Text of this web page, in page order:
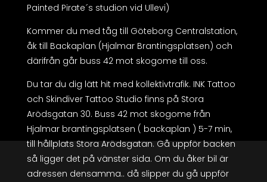
Painted Pirate´s studion vid Ullevi)
Kommer du med tåg till Göteborg Centralstation,
åk till Backaplan (Hjalmar Brantingsplatsen) och
därifrån går buss 42 mot skogome till oss.
Du tar du dig lätt hit med kollektivtrafik. INK Tattoo
och Skindiver Tattoo Studio finns på Stora
Arödsgatan 30. Buss 42 mot skogome från
Hjalmar brantingsplatsen ( backaplan ) 5-7 min,
till hållplats Stora Arödsgatan. Gå uppför backen
så ligger det på vänster sida. Om du åker bil är
adressen densamma.. då slipper du gå uppför